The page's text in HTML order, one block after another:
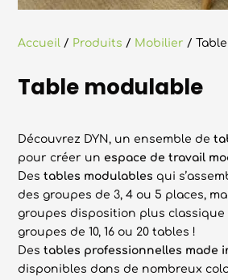
Accueil / Produits / Mobilier /
Table modulable
Découvrez DYN, un ensemble de
pour créer un espace de travail
Destables modulables qui
des groupes de 3, 4 ou 5 places,
groupes disposition plus classique
groupes de 10, 16 ou 20 tables !
Destables professionnelles made
disponibles dans de nombreux